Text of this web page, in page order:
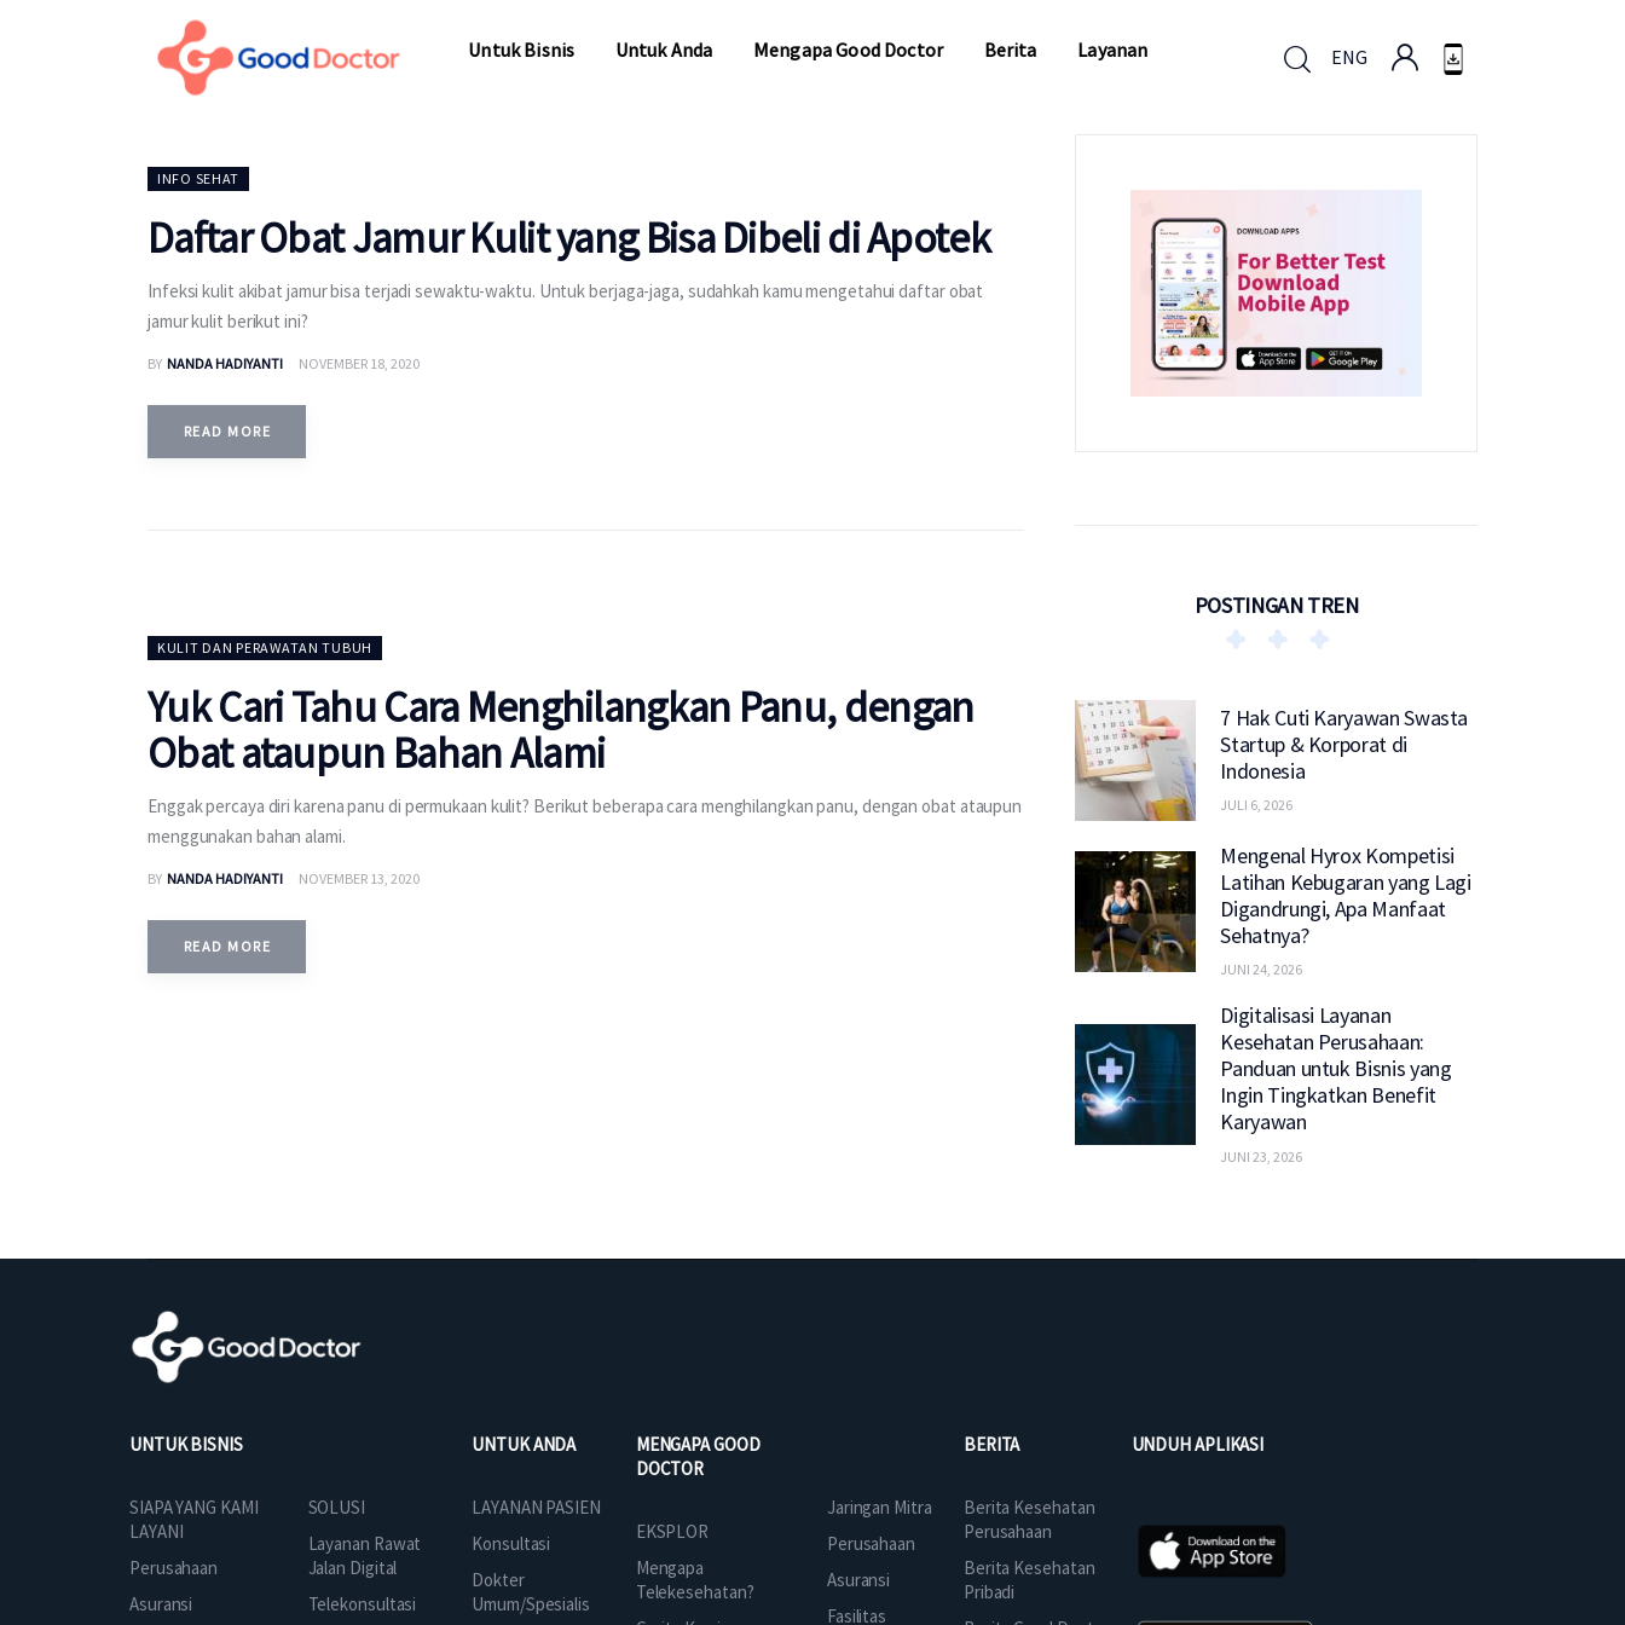
Untuk Bisnis Untuk Anda Mengapa Good Doctor Berita Layanan ENG
INFO SEHAT
Daftar Obat Jamur Kulit yang Bisa Dibeli di Apotek
Infeksi kulit akibat jamur bisa terjadi sewaktu-waktu. Untuk berjaga-jaga, sudahkah kamu mengetahui daftar obat
jamur kulit berikut ini?
BY NANDA HADIYANTI NOVEMBER 18, 2020
READ MORE
KULIT DAN PERAWATAN TUBUH
Yuk Cari Tahu Cara Menghilangkan Panu, dengan
Obat ataupun Bahan Alami
Enggak percaya diri karena panu di permukaan kulit? Berikut beberapa cara menghilangkan panu, dengan obat ataupun
menggunakan bahan alami.
BY NANDA HADIYANTI NOVEMBER 13, 2020
READ MORE
POSTINGAN TREN
7 Hak Cuti Karyawan Swasta
Startup & Korporat di
Indonesia
JULI 6, 2026
Mengenal Hyrox Kompetisi
Latihan Kebugaran yang Lagi
Digandrungi, Apa Manfaat
Sehatnya?
JUNI 24, 2026
Digitalisasi Layanan
Kesehatan Perusahaan:
Panduan untuk Bisnis yang
Ingin Tingkatkan Benefit
Karyawan
JUNI 23, 2026
UNTUK BISNIS
SIAPA YANG KAMI
LAYANI
Perusahaan
Asuransi
SOLUSI
Layanan Rawat
Jalan Digital
Telekonsultasi
UNTUK ANDA
LAYANAN PASIEN
Konsultasi
Dokter
Umum/Spesialis
MENGAPA GOOD
DOCTOR
EKSPLOR
Mengapa
Telekesehatan?
Jaringan Mitra
Perusahaan
Asuransi
Fasilitas
BERITA
Berita Kesehatan
Perusahaan
Berita Kesehatan
Pribadi
UNDUH APLIKASI